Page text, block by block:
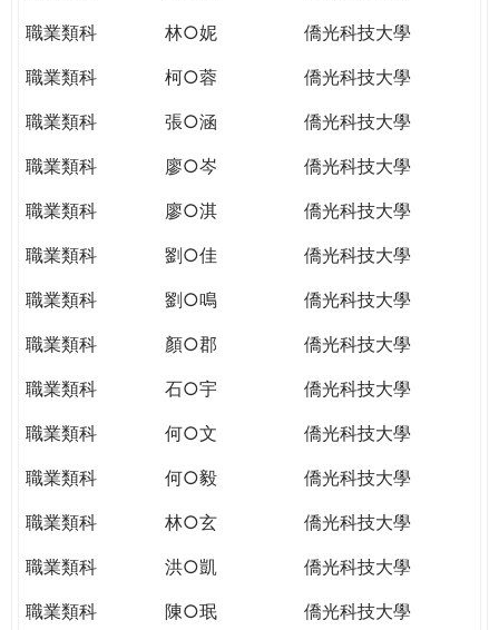
PUTTING
YOU
THE
GLOBAL
CITIZENSHIP
職業類科
林○妮
僑光科技大學
職業類科
柯○蓉
僑光科技大學
職業類科
張○涵
僑光科技大學
職業類科
廖○岑
僑光科技大學
職業類科
廖○淇
僑光科技大學
職業類科
劉○佳
僑光科技大學
職業類科
劉○鳴
僑光科技大學
職業類科
顏○郡
僑光科技大學
職業類科
石○宇
僑光科技大學
職業類科
何○文
僑光科技大學
職業類科
何○毅
僑光科技大學
職業類科
林○玄
僑光科技大學
職業類科
洪○凱
僑光科技大學
職業類科
陳○珉
僑光科技大學